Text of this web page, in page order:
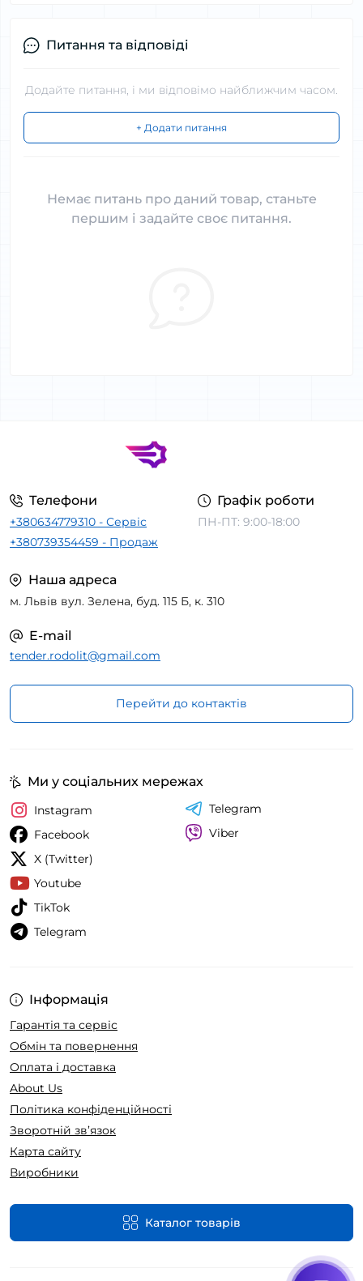
Питання та відповіді
Додайте питання, і ми відповімо найближчим часом.
+ Додати питання
Немає питань про даний товар, станьте
першим і задайте своє питання.
Телефони
+380634779310 - Сервіс
+380739354459 - Продаж
Графік роботи
ПН-ПТ: 9:00-18:00
Наша адреса
м. Львів вул. Зелена, буд. 115 Б, к. 310
E-mail
tender.rodolit@gmail.com
Перейти до контактів
Інформація
Гарантія та сервіс
Обмін та повернення
Оплата і доставка
About Us
Політика конфіденційності
Зворотній зв’язок
Карта сайту
Виробники
Каталог товарів
Ми у соціальних мережах
Instagram
Facebook
X (Twitter)
Youtube
TikTok
Telegram
Telegram
Viber